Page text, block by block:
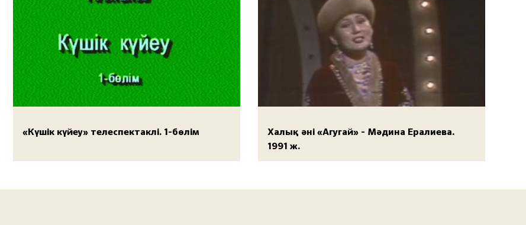
«Күшік күйеу» телеспектаклі. 1-бөлім
Халық әні «Агугай» - Мәдина Ералиева.
1991 ж.